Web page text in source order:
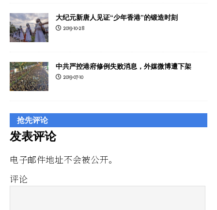
大纪元新唐人见证“少年香港”的锻造时刻
2019-10-28
中共严控港府修例失败消息，外媒微博遭下架
2019-07-10
抢先评论
发表评论
电子邮件地址不会被公开。
评论